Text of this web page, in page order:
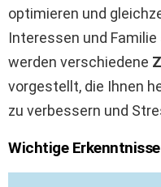
optimieren und
Interessen und
werden verschiedene
vorgestellt, die Ihnen
zu verbessern und
Wichtige Erkenntnisse